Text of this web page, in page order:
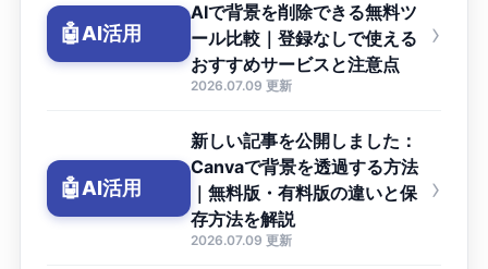
🤖AI活用
AIで背景を削除できる無料ツ
ール比較｜登録なしで使える
おすすめサービスと注意点
2026.07.09 更新
›
🤖AI活用
新しい記事を公開しました：
Canvaで背景を透過する方法
｜無料版・有料版の違いと保
存方法を解説
2026.07.09 更新
›